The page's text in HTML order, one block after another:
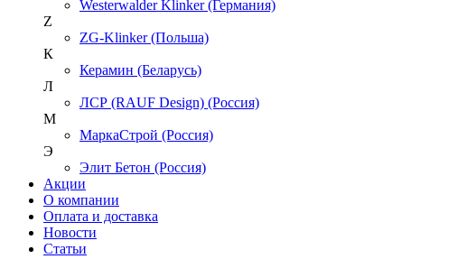
Westerwalder Klinker (Германия)
Z
ZG-Klinker (Польша)
К
Керамин (Беларусь)
Л
ЛСР (RAUF Design) (Россия)
М
МаркаСтрой (Россия)
Э
Элит Бетон (Россия)
Акции
О компании
Оплата и доставка
Новости
Статьи